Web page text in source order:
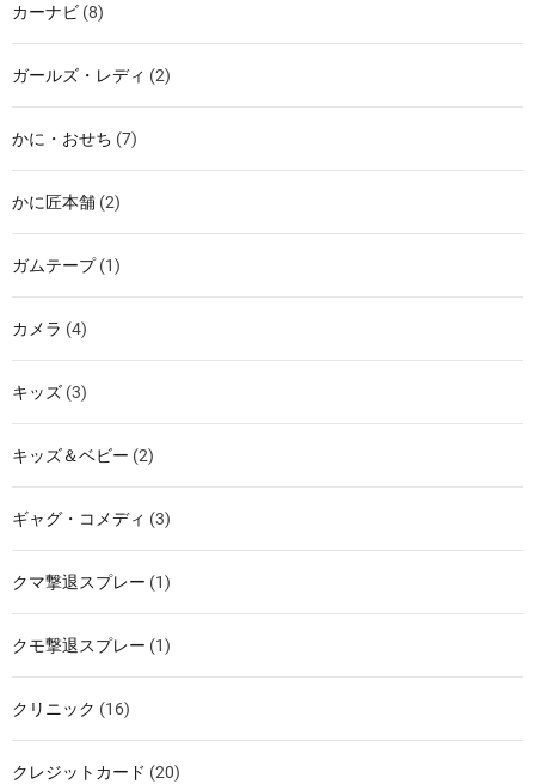
カーナビ (8)
ガールズ・レディ (2)
かに・おせち (7)
かに匠本舗 (2)
ガムテープ(1)
カメラ (4)
キッズ (3)
キッズ＆ベビー (2)
ギャグ・コメディ (3)
クマ撃退スプレー (1)
クモ撃退スプレー (1)
クリニック (16)
クレジットカード (20)